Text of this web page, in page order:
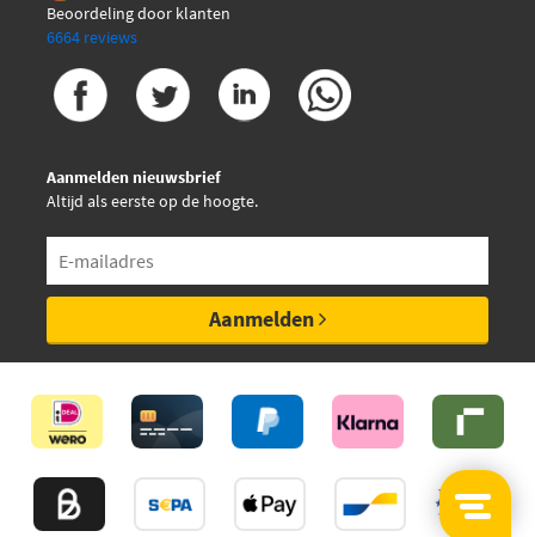
Beoordeling door klanten
6664 reviews
Aanmelden nieuwsbrief
Altijd als eerste op de hoogte.
Aanmelden